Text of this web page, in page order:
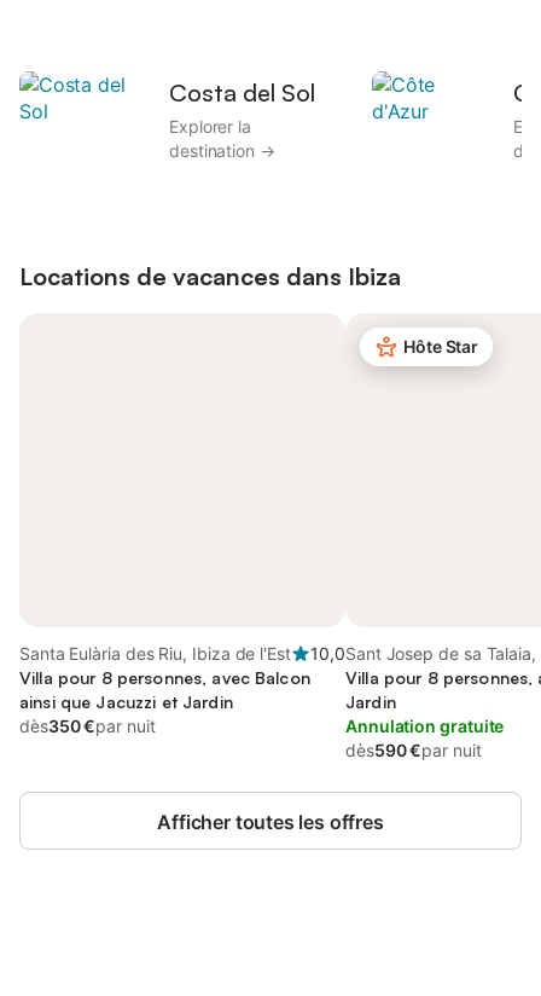
Costa del Sol
Explorer la
destination →
Locations de vacances dans Ibiza
Santa Eulària des Riu, Ibiza de l'Est
10,0
Villa pour 8 personnes, avec Balcon
ainsi que Jacuzzi et Jardin
dès350 €par nuit
Hôte Star
Sant Josep de sa
Sud
Villa pour 8 personnes,
Jardin
Annulation gratuite
dès590 €par nuit
Afficher toutes les offres